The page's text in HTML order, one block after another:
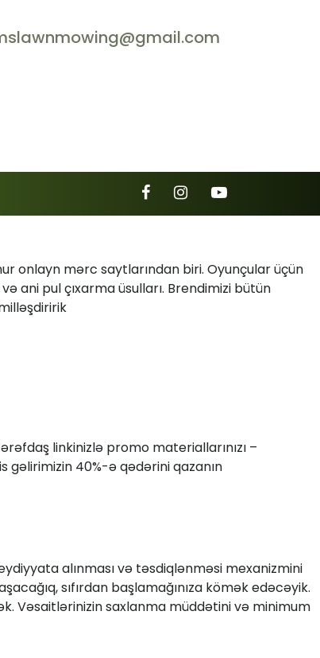
onlayn mərc saytlarından biri. Oyunçular üçün
ani pul çıxarma üsulları. Brendimizi bütün
linkinizlə promo materiallarınızı –
gəlirimizin 40%-ə qədərini qazanın
alınması və təsdiqlənməsi mexanizmini
sıfırdan başlamağınıza kömək edəcəyik.
Vəsaitlərinizin saxlanma müddətini və minimum